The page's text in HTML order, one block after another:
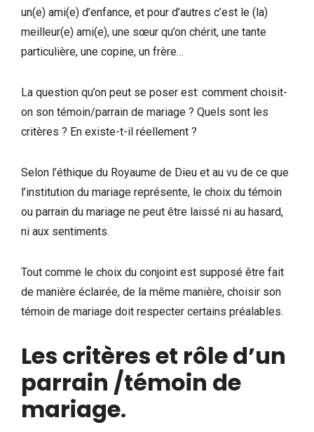
un(e) ami(e) d’enfance, et pour d’autres c’est le (la)
meilleur(e) ami(e), une sœur qu’on chérit, une tante
particulière, une copine, un frère…
La question qu’on peut se poser est: comment choisit-
on son témoin/parrain de mariage ? Quels sont les
critères ? En existe-t-il réellement ?
Selon l’éthique du Royaume de Dieu et au vu de ce que
l’institution du mariage représente, le choix du témoin
ou parrain du mariage ne peut être laissé ni au hasard,
ni aux sentiments.
Tout comme le choix du conjoint est supposé être fait
de manière éclairée, de la même manière, choisir son
témoin de mariage doit respecter certains préalables.
Les critères et rôle d’un
parrain /témoin de
mariage.